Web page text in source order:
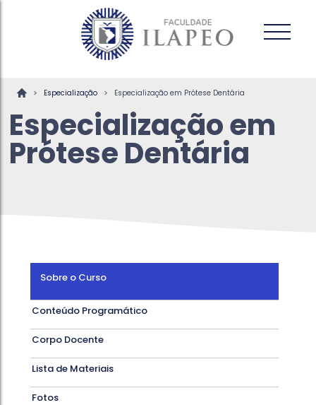
> Especialização > Especialização em Prótese Dentária
Especialização em
Prótese Dentária
Sobre o Curso
Conteúdo Programático
Corpo Docente
Lista de Materiais
Fotos